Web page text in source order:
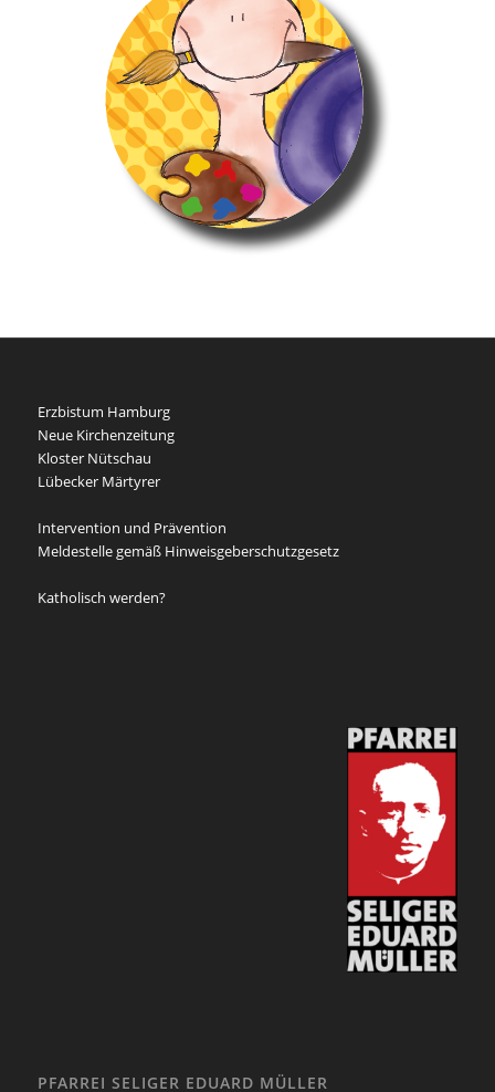
Erzbistum Hamburg
Neue Kirchenzeitung
Kloster Nütschau
Lübecker Märtyrer
Intervention und Prävention
Meldestelle gemäß Hinweisgeberschutzgesetz
Katholisch werden?
PFARREI SELIGER EDUARD MÜLLER